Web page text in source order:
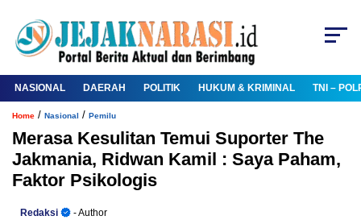
NASIONAL DAERAH POLITIK HUKUM & KRIMINAL TNI –
Home / Nasional / Pemilu
Merasa Kesulitan Temui Suporter The
Jakmania, Ridwan Kamil : Saya Paham,
Faktor Psikologis
Redaksi
- Author